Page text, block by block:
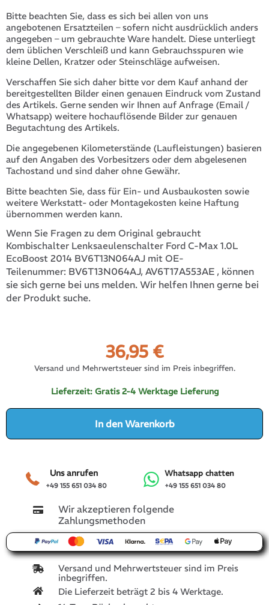
Bitte beachten Sie, dass es sich bei allen von uns
angebotenen Ersatzteilen – sofern nicht ausdrücklich anders
angegeben – um gebrauchte Ware handelt. Diese unterliegt
dem üblichen Verschleiß und kann Gebrauchsspuren wie
kleine Dellen, Kratzer oder Steinschläge aufweisen.
Verschaffen Sie sich daher bitte vor dem Kauf anhand der
bereitgestellten Bilder einen genauen Eindruck vom Zustand
des Artikels. Gerne senden wir Ihnen auf Anfrage (Email /
Whatsapp) weitere hochauflösende Bilder zur genauen
Begutachtung des Artikels.
Die angegebenen Kilometerstände (Laufleistungen) basieren
auf den Angaben des Vorbesitzers oder dem abgelesenen
Tachostand und sind daher ohne Gewähr.
Bitte beachten Sie, dass für Ein- und Ausbaukosten sowie
weitere Werkstatt- oder Montagekosten keine Haftung
übernommen werden kann.
Wenn Sie Fragen zu dem Original gebraucht
Kombischalter Lenksaeulenschalter Ford C-Max 1.0L
EcoBoost 2014 BV6T13N064AJ mit OE-
Teilenummer: BV6T13N064AJ, AV6T17A553AE , können
sie sich gerne bei uns melden. Wir helfen Ihnen gerne bei
der Produkt suche.
36,95 €
Versand und Mehrwertsteuer sind im Preis inbegriffen.
Lieferzeit: Gratis 2-4 Werktage Lieferung
In den Warenkorb
+49 155 651 034 80
Uns anrufen
+49 155 651 034 80
Whatsapp chatten
Wir akzeptieren folgende
Zahlungsmethoden
Versand und Mehrwertsteuer sind im Preis
inbegriffen.
Die Lieferzeit beträgt 2 bis 4 Werktage.